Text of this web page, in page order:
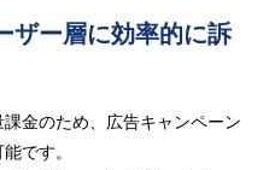
ザー層に効率的に訴
金のため、広告キャンペーン
です。